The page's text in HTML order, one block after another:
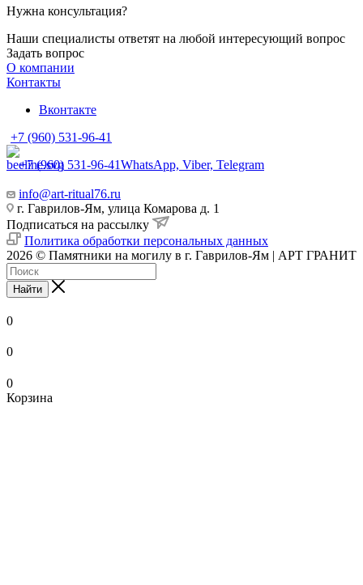
Нужна консультация?
Наши специалисты ответят на любой интересующий вопрос
Задать вопрос
О компании
Контакты
Вконтакте
+7 (960) 531-96-41
+7 (960) 531-96-41WhatsApp, Viber, Telegram
info@art-ritual76.ru
г. Гаврилов-Ям, улица Комарова д. 1
Подписаться на рассылку
Политика обработки персональных данных
2026 © Памятники на могилу в г. Гаврилов-Ям | АРТ ГРАНИТ
Найти
0
0
0
Корзина